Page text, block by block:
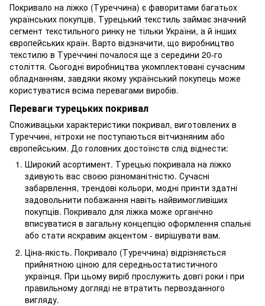
Покривало на ліжко (Туреччина) є фаворитами багатьох
українських покупців. Турецький текстиль займає значний
сегмент текстильного ринку не тільки України, а й інших
європейських країн. Варто відзначити, що виробництво
текстилю в Туреччині почалося ще з середини 20-го
століття. Сьогодні виробництва укомплектовані сучасним
обладнанням, завдяки якому український покупець може
користуватися всіма перевагами виробів.
Переваги турецьких покривал
Споживацьки характеристики покривал, виготовлених в
Туреччині, нітрохи не поступаються вітчизняним або
європейським. До головних достоїнств слід віднести:
Широкий асортимент. Турецькі покривала на ліжко
здивують вас своєю різноманітністю. Сучасні
забарвлення, трендові кольори, модні принти здатні
задовольнити побажання навіть найвимогливіших
покупців. Покривало для ліжка може органічно
вписуватися в загальну концепцію оформлення спальні
або стати яскравим акцентом - вирішувати вам.
Ціна-якість. Покривало (Туреччина) відрізняється
прийнятною ціною для середньостатистичного
українця. При цьому виріб прослужить довгі роки і при
правильному догляді не втратить первозданного
вигляду.